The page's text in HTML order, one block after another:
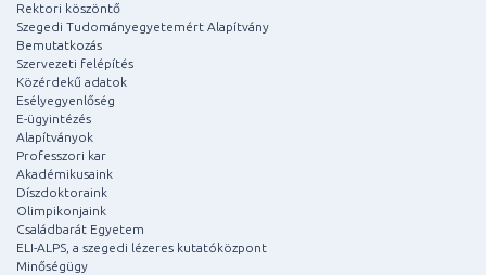
Rektori köszöntő
Szegedi Tudományegyetemért Alapítvány
Bemutatkozás
Szervezeti felépítés
Közérdekű adatok
Esélyegyenlőség
E-ügyintézés
Alapítványok
Professzori kar
Akadémikusaink
Díszdoktoraink
Olimpikonjaink
Családbarát Egyetem
ELI-ALPS, a szegedi lézeres kutatóközpont
Minőségügy